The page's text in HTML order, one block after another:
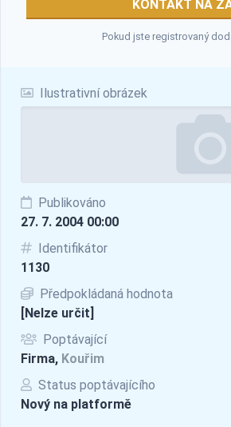
Ilustrativní obrázek
Publikováno
27. 7. 2004 00:00
Identifikátor
1130
Předpokládaná hodnota
[Nelze určit]
Poptávající
Firma, Kouřim
Status poptávajícího
Nový na platformě
KONTAKT NA
Pokud jste registrovaný